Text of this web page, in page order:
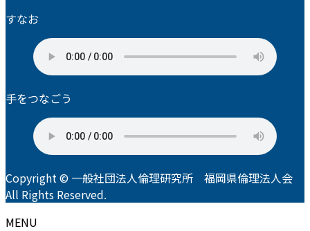
すなお
手をつなごう
Copyright © 一般社団法人倫理研究所 福岡県倫理法人会
All Rights Reserved.
MENU